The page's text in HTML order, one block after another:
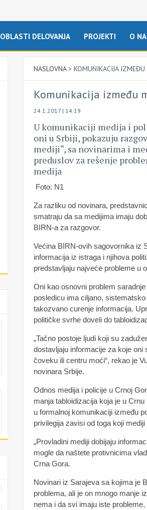
OBLASTI DELOVANJA PROJEKTI O
NASLOVNA> KOMUNIKACIJA IZMEĐU
Komunikacija između
24.1.2017 | 14:19
U komunikaciji medija i
oni u Srbiji, pokazuju
mediji“, sa novinarima i
preduslov za rešenje
medija
Foto: N1
Za razliku od novinara,
smatraju da sa medijima imaju
BIRN-a za razgovor.
Većina BIRN-ovih sagovornika iz
informacija iz istraga i njihova
predstavljaju najveće probleme u
Oni kao osnovni problem
posledicu ima ciljano,
takozvano curenje informacija.
političke svrhe doveli do
„Tačno postoje ljudi koji su
dostavljaju informacije za koje oni
čoveku ili centru moći“, rekao je
novinara Srbije.
Odnos medija i policije u Crnoj
manja tabloidizacija koja je u
u formalnoj komunikaciji između
privilegija zavisi od toga koji mediji
„Provladini mediji dobijaju
mogle da naštete protivnicima
Crna Gora.
Novinari iz Sarajeva sa kojima je
problema, ali je on mnogo manje
nema i da svi imaju iste